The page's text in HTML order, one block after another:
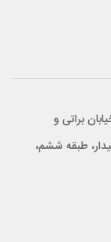
براتی و
ساختمان اسپیدار، طبقه ششم،